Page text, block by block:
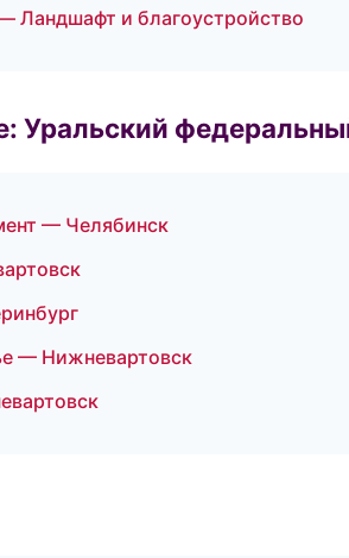
Ландшафт и благоустройство
Уральский
— Челябинск
— Нижневартовск